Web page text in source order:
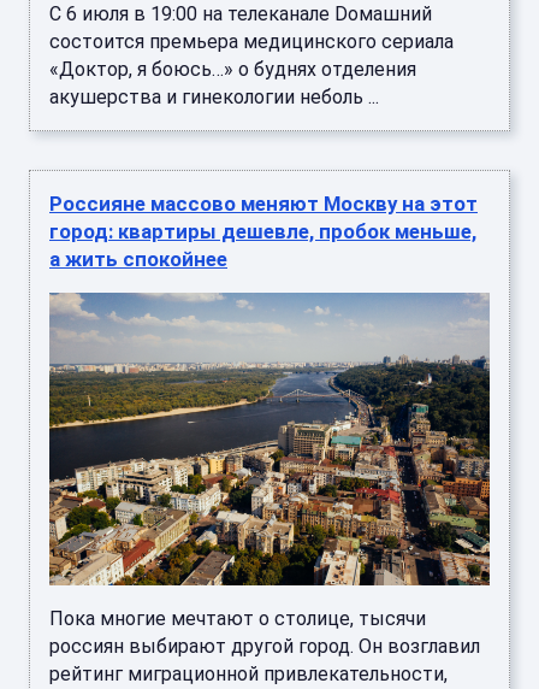
С 6 июля в 19:00 на телеканале Dомашний
состоится премьера медицинского сериала
«Доктор, я боюсь…» о буднях отделения
акушерства и гинекологии неболь ...
Россияне массово меняют Москву на этот
город: квартиры дешевле, пробок меньше,
а жить спокойнее
Пока многие мечтают о столице, тысячи
россиян выбирают другой город. Он возглавил
рейтинг миграционной привлекательности,